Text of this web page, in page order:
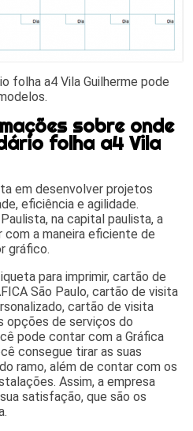
folha a4 Vila Guilherme pode
sobre onde
folha a4 Vila
em desenvolver projetos
eficiência e agilidade.
na capital paulista, a
com a maneira eficiente de
gráfico.
para imprimir, cartão de
São Paulo, cartão de visita
cartão de visita
opções de serviços do
pode contar com a Gráfica
consegue tirar as suas
ramo, além de contar com os
Assim, a empresa
satisfação, que são os